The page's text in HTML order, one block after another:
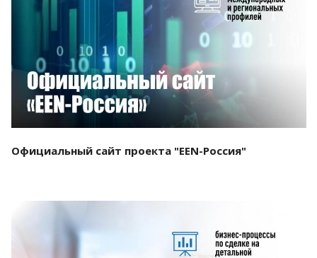
Смотреть проект
Официальный сайт проекта "EEN-Россия"